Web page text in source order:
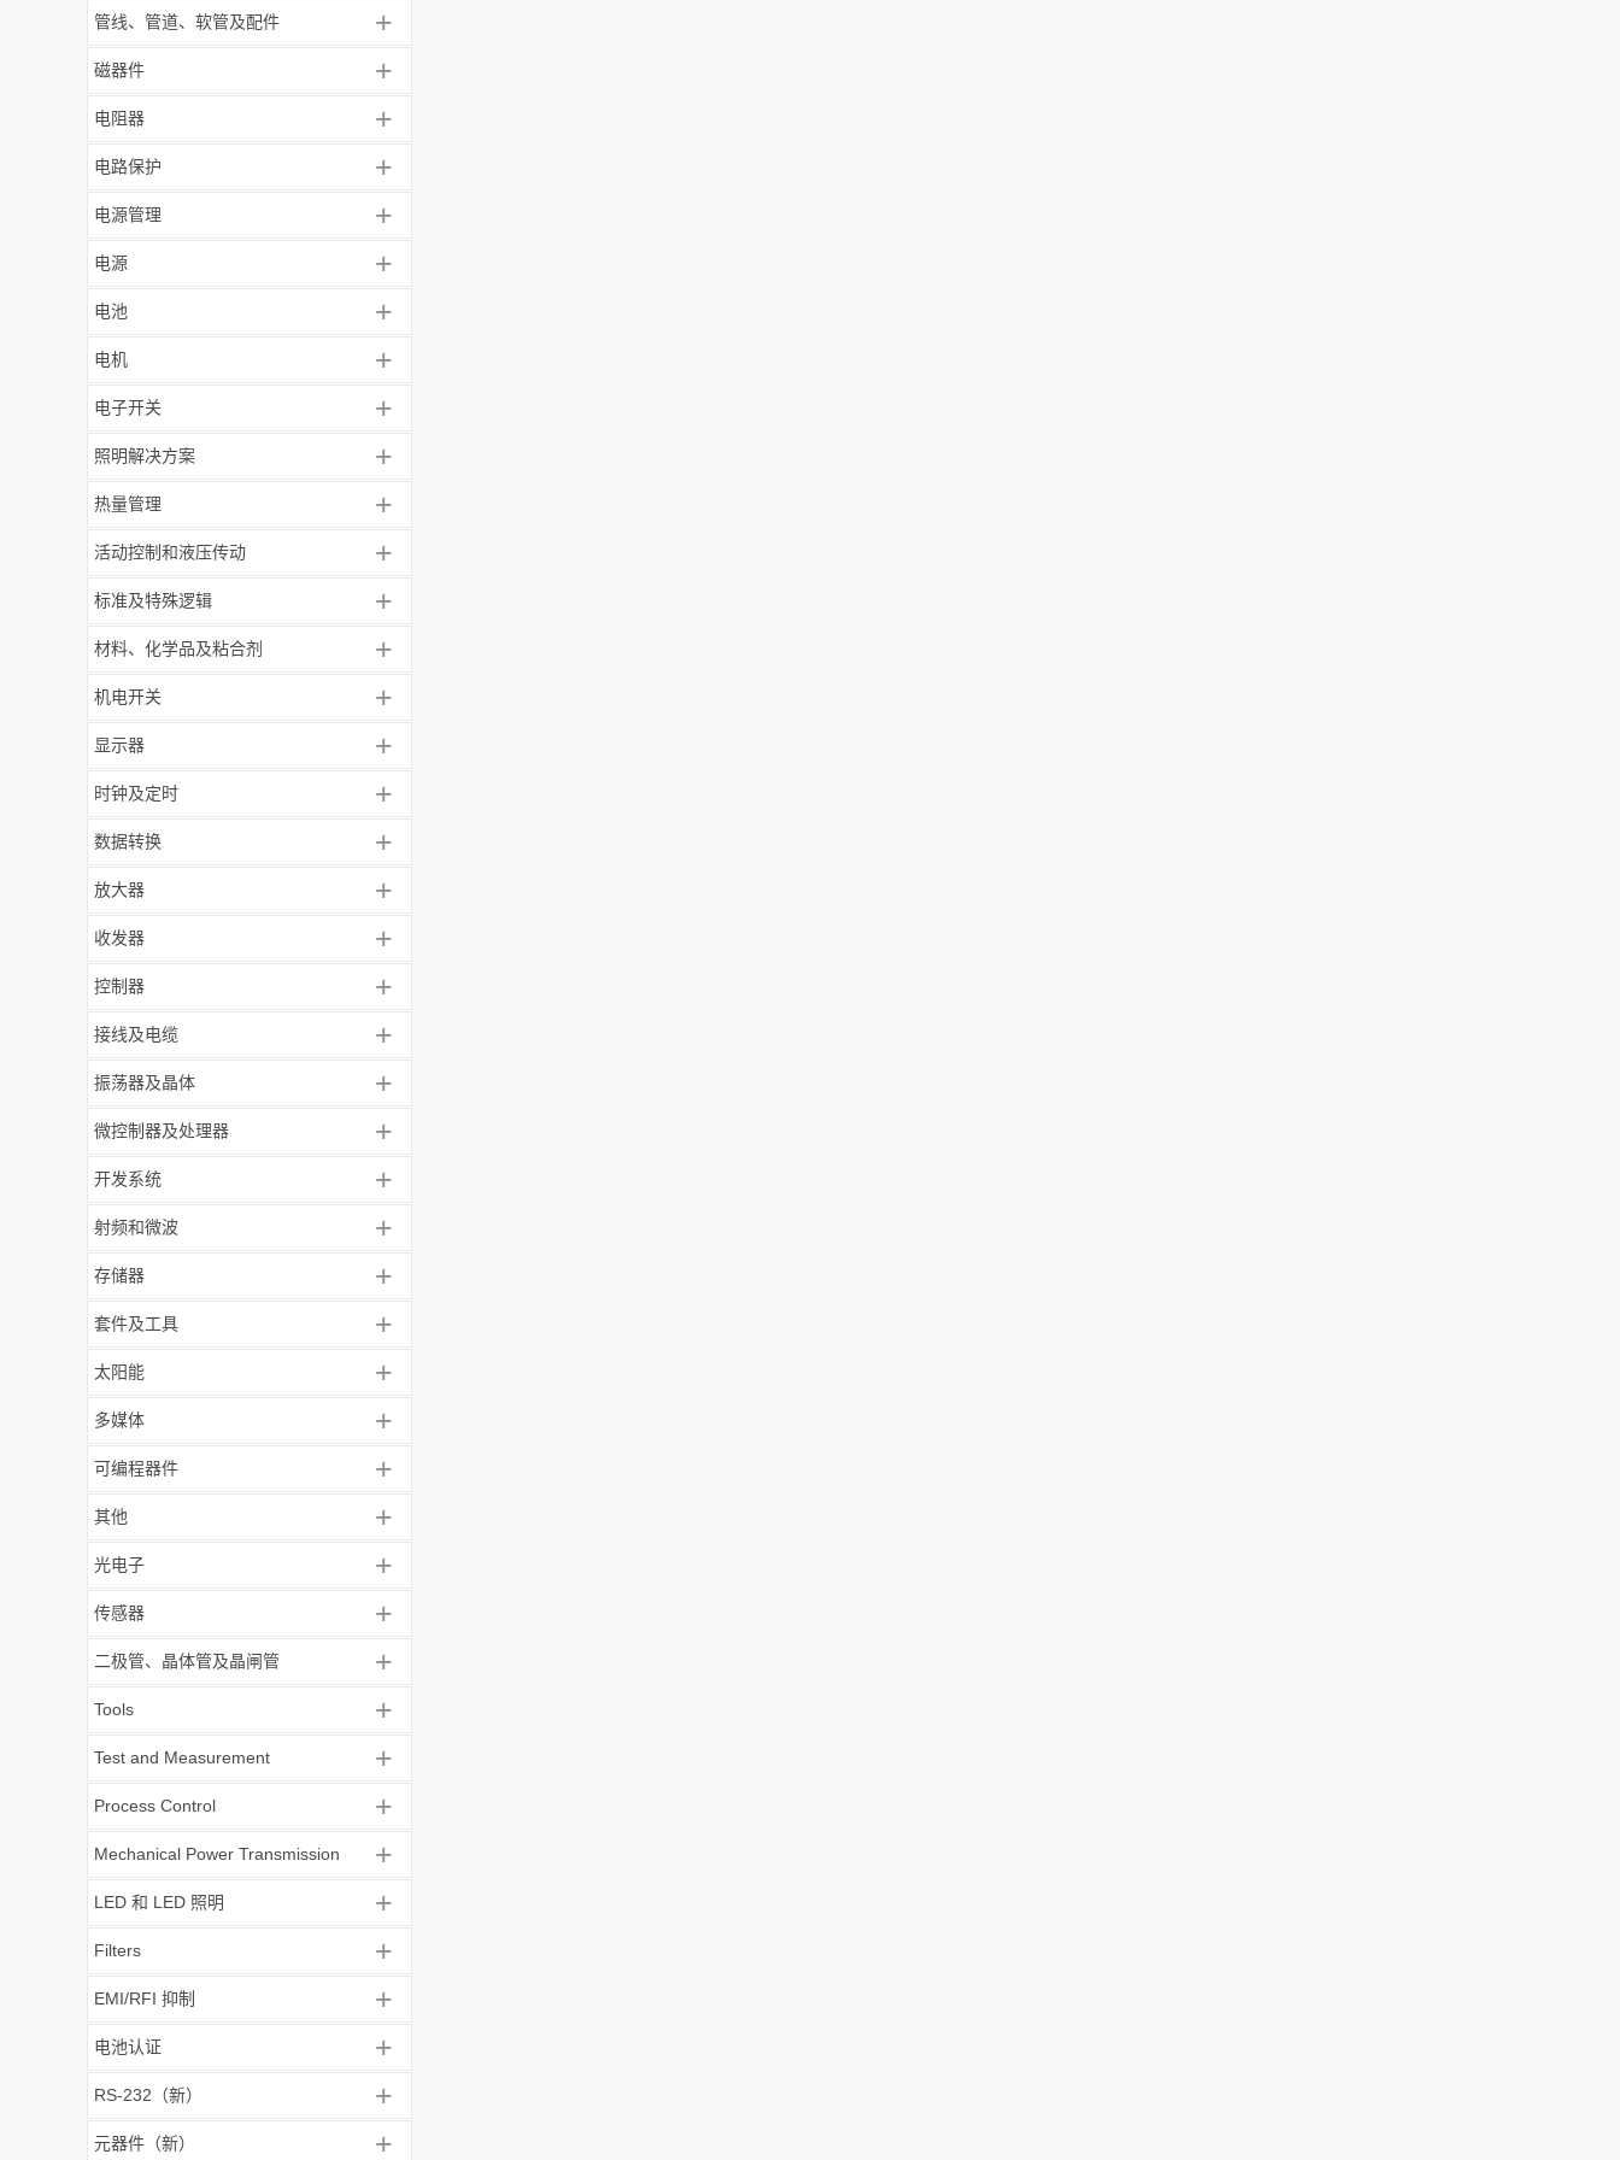
管线、管道、软管及配件 +
磁器件 +
电阻器 +
电路保护 +
电源管理 +
电源 +
电池 +
电机 +
电子开关 +
照明解决方案 +
热量管理 +
活动控制和液压传动 +
标准及特殊逻辑 +
材料、化学品及粘合剂 +
机电开关 +
显示器 +
时钟及定时 +
数据转换 +
放大器 +
收发器 +
控制器 +
接线及电缆 +
振荡器及晶体 +
微控制器及处理器 +
开发系统 +
射频和微波 +
存储器 +
套件及工具 +
太阳能 +
多媒体 +
可编程器件 +
其他 +
光电子 +
传感器 +
二极管、晶体管及晶闸管 +
Tools +
Test and Measurement +
Process Control +
Mechanical Power Transmission +
LED 和 LED 照明 +
Filters +
EMI/RFI 抑制 +
电池认证 +
RS-232（新） +
元器件（新） +